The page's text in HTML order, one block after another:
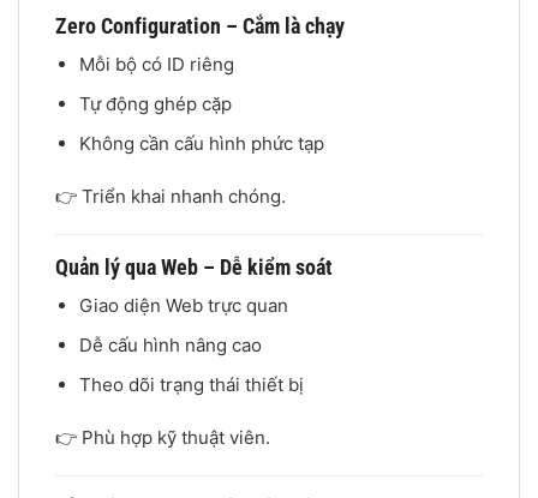
Zero Configuration – Cắm là chạy
Mỗi bộ có ID riêng
Tự động ghép cặp
Không cần cấu hình phức tạp
👉 Triển khai nhanh chóng.
Quản lý qua Web – Dễ kiểm soát
Giao diện Web trực quan
Dễ cấu hình nâng cao
Theo dõi trạng thái thiết bị
👉 Phù hợp kỹ thuật viên.